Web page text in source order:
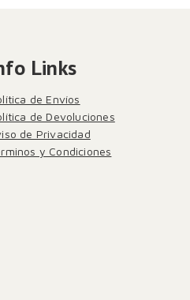
Links
de Envíos
de Devoluciones
de Privacidad
y Condiciones